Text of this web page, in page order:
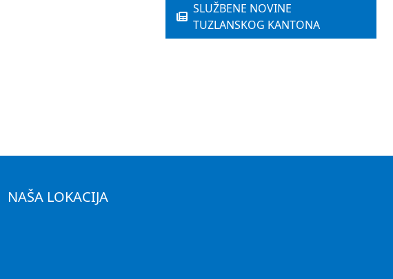
SLUŽBENE NOVINE
TUZLANSKOG KANTONA
NAŠA LOKACIJA